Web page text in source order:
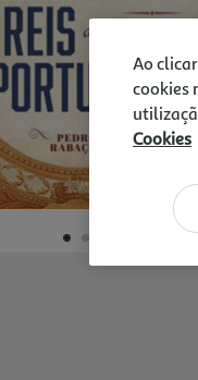
Ao
cookies
Cookies